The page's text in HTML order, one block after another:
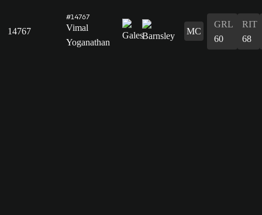
14767
#14767
Vimal
Yoganathan
MC
GRL
60
RIT
68